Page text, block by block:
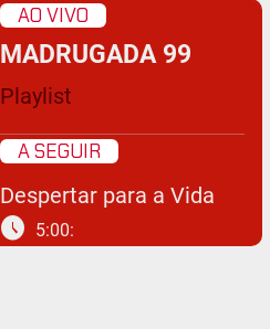
AO VIVO
MADRUGADA 99
Playlist
A SEGUIR
Despertar para a Vida
schedule 5:00: